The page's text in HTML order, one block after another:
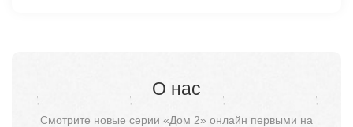
О нас
Смотрите новые серии «Дом 2» онлайн первыми на